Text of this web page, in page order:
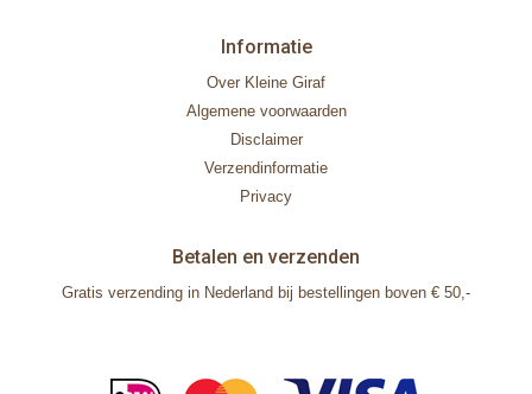
Informatie
Over Kleine Giraf
Algemene voorwaarden
Disclaimer
Verzendinformatie
Privacy
Betalen en verzenden
Gratis verzending in Nederland bij bestellingen boven € 50,-